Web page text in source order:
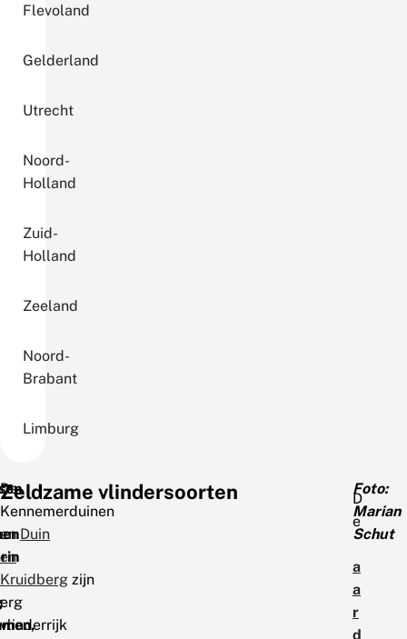
Flevoland
Gelderland
Utrecht
Noord-
Holland
Zuid-
Holland
Zeeland
Noord-
Brabant
Limburg
De
Kennemerduinen
enDuin
en
Kruidberg zijn
erg
vlinderrijk
Zeldzame vlindersoorten
D
e
a
a
r
d
Foto:
Marian
Schut